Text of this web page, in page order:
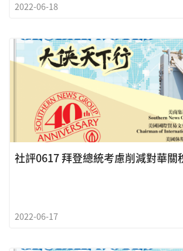
2022-06-18
社評0617 拜登總統考慮削減對華關
2022-06-17